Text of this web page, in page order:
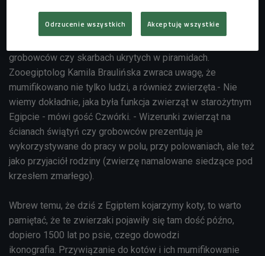
Mumie to temat filmów i legend, opowieści o
grobowców czy skarbach ukrytych w piramidach.
Zooegiptolog Kamila Braulińska zwraca uwagę, że
mumifikowano nie tylko ludzi, a również zwierzęta.- Nie
wiemy dokładnie, jaka była funkcja zwierząt w starożytnym
Egipcie - mówi gość Czwórki. - Wizerunki zwierząt na
ścianach świątyń czy grobowców prezentują je
wykorzystywane do pracy w polu, przy polowaniach, ale też
jako przyjaciół rodziny (zwierzę namalowane siedzące pod
krzesłem zmarłego).
Wbrew temu, że dziś z Egiptem kojarzymy koty, to warto
pamiętać, że te zwierzaki pojawiły się tam dość późno,
dopiero 1500 lat po psie, czego dowodzi
ikonografia. Przywiązanie do kotów i ich mumifikowanie
Odrzucenie wszystkich Akceptuję wszystkie